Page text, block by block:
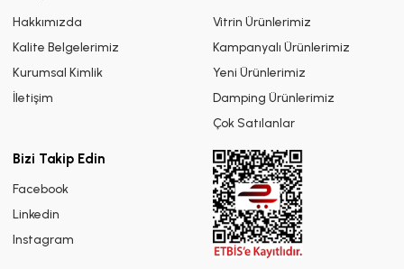
Hakkımızda
Kalite Belgelerimiz
Kurumsal Kimlik
İletişim
Vitrin Ürünlerimiz
Kampanyalı Ürünlerimiz
Yeni Ürünlerimiz
Damping Ürünlerimiz
Çok Satılanlar
Bizi Takip Edin
Facebook
Linkedin
Instagram